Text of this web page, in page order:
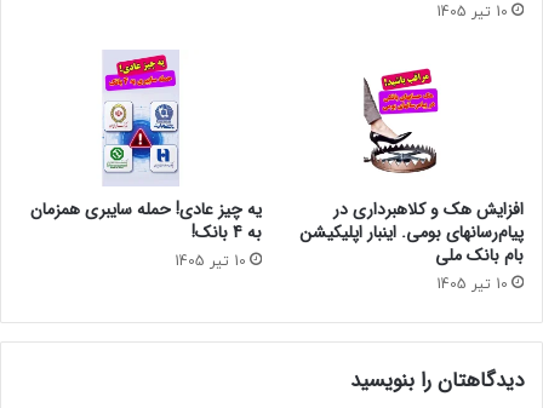
10 تیر 1405
افزایش هک و کلاهبرداری در
پیام‌رسانهای بومی. اینبار اپلیکیشن
بام‌ بانک ملی
10 تیر 1405
یه چیز عادی! حمله سایبری همزمان
به 4 بانک!
10 تیر 1405
دیدگاهتان را بنویسید